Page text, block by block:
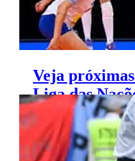
Veja
Liga das
SporTV